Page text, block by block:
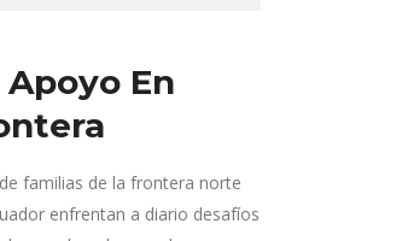
Apoyo En
familias de la frontera norte
enfrentan a diario desafíos